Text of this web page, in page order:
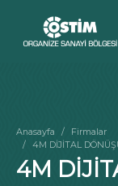
Anasayfa
Firmalar
4M DİJİTAL
4M